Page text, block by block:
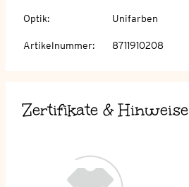
Optik: Unifarben
Artikelnummer: 8711910208
Zertifikate & Hinweise